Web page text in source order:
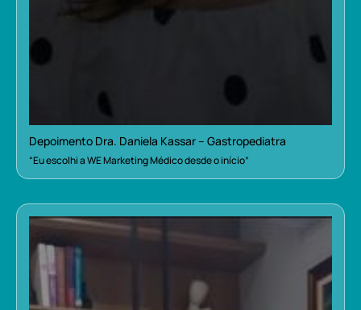
Depoimento Dra. Daniela Kassar – Gastropediatra
“Eu escolhi a WE Marketing Médico desde o início”